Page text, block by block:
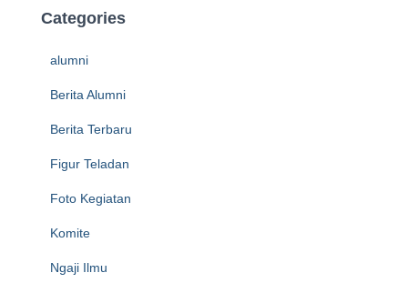
Categories
alumni
Berita Alumni
Berita Terbaru
Figur Teladan
Foto Kegiatan
Komite
Ngaji Ilmu